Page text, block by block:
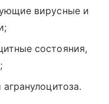
вирусные и
состояния,